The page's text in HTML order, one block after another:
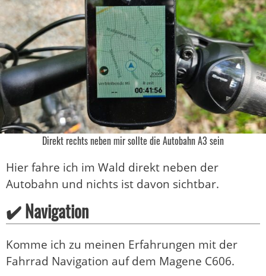
Direkt rechts neben mir sollte die Autobahn A3 sein
Hier fahre ich im Wald direkt neben der
Autobahn und nichts ist davon sichtbar.
✔️ Navigation
Komme ich zu meinen Erfahrungen mit der
Fahrrad Navigation auf dem Magene C606.